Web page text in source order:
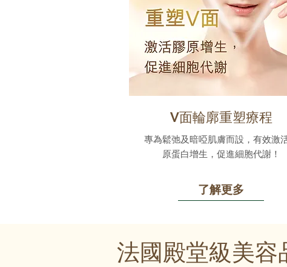
V面輪廓重塑療程
專為鬆弛及暗啞肌膚而設，有效激
原蛋白增生，促進細胞代謝！
了解更多
法國殿堂級美容